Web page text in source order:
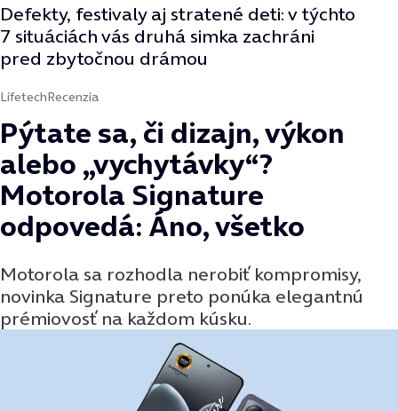
Defekty, festivaly aj stratené deti: v týchto
7 situáciách vás druhá simka zachráni
pred zbytočnou drámou
LifetechRecenzia
Pýtate sa, či dizajn, výkon
alebo „vychytávky“?
Motorola Signature
odpovedá: Áno, všetko
Motorola sa rozhodla nerobiť kompromisy,
novinka Signature preto ponúka elegantnú
prémiovosť na každom kúsku.